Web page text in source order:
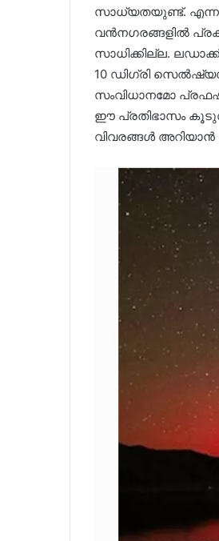
സാധ്യതയുണ്ട്.
വൻനഗരങ്ങളിൽ
സാധിക്കില്ല.
10 ഡിഗ്രി
സംവിധാനമോ
ഈ പ്രതിഭാസം
വിവരങ്ങൾ അറിയാൻ